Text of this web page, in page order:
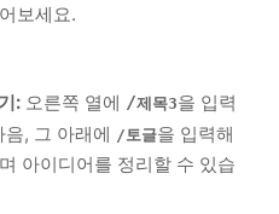
보세요.
: 오른쪽 열에 /제목3을 입력
, 그 아래에 /토글을 입력해
아이디어를 정리할 수 있습